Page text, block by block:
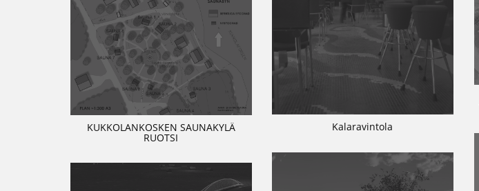
Kalaravintola
KUKKOLANKOSKEN SAUNAKYLÄ
RUOTSI